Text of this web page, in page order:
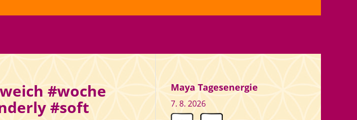
#woche
#soft
Maya Tagesenergie
7. 8. 2026